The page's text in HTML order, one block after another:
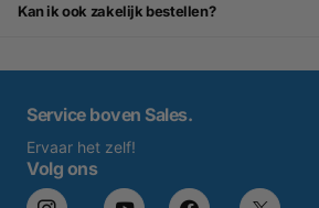
Kan ik ook zakelijk bestellen?
Service boven Sales.
Ervaar het zelf!
Volg ons